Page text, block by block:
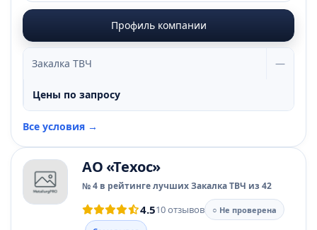
Профиль компании
Закалка ТВЧ —
Цены по запросу
Все условия →
АО «Техос»
№ 4 в рейтинге лучших Закалка ТВЧ из 42
4.510 отзывов
○ Не проверена